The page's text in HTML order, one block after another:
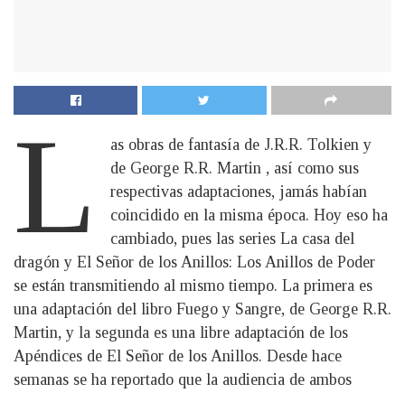
L
as obras de fantasía de J.R.R. Tolkien y
de George R.R. Martin , así como sus
respectivas adaptaciones, jamás habían
coincidido en la misma época. Hoy eso ha
cambiado, pues las series La casa del
dragón y El Señor de los Anillos: Los Anillos de Poder
se están transmitiendo al mismo tiempo. La primera es
una adaptación del libro Fuego y Sangre, de George R.R.
Martin, y la segunda es una libre adaptación de los
Apéndices de El Señor de los Anillos. Desde hace
semanas se ha reportado que la audiencia de ambos